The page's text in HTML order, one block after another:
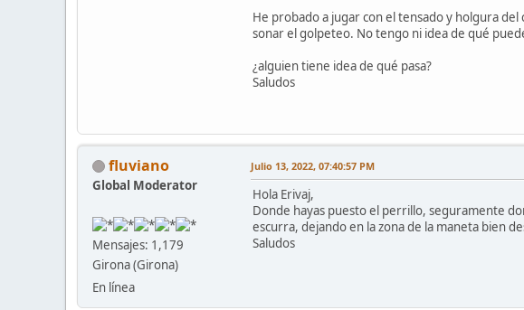
He probado a jugar con el tensado y holgura
sonar el golpeteo. No tengo ni idea de qué
¿alguien tiene idea de qué pasa?
Saludos
fluviano
Global Moderator
Mensajes: 1,179
Girona (Girona)
En línea
Julio 13, 2022, 07:40:57 PM
Hola Erivaj,
Donde hayas puesto el perrillo, seguramente
escurra, dejando en la zona de la maneta bien
Saludos